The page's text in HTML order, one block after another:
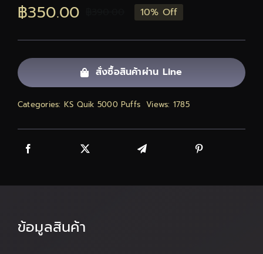
ติดต่อเรา
Original
price
was:
฿390.00.
฿350.00
Current
price
is:
฿350.00.
10% Off
สั่งซื้อสินค้าผ่าน Line
Categories: KS Quik 5000 Puffs Views: 1785
ข้อมูลสินค้า